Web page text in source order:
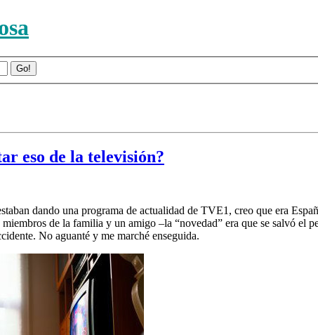
eso de la televisión?
dando una programa de actualidad de TVE1, creo que era
de la familia y un amigo –la “novedad” era que se salvó
No aguanté y me marché enseguida.